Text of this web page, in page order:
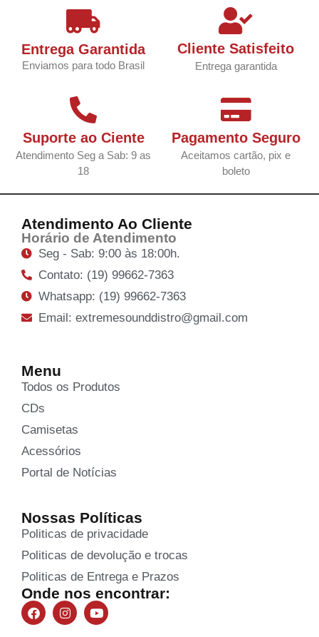
Entrega Garantida
Enviamos para todo Brasil
Cliente Satisfeito
Entrega garantida
Suporte ao Ciente
Atendimento Seg a Sab: 9 as
18
Pagamento Seguro
Aceitamos cartão, pix e
boleto
Atendimento Ao Cliente
Horário de Atendimento
Seg - Sab: 9:00 às 18:00h.
Contato: (19) 99662-7363
Whatsapp: (19) 99662-7363
Email: extremesounddistro@gmail.com
Menu
Todos os Produtos
CDs
Camisetas
Acessórios
Portal de Notícias
Nossas Políticas
Politicas de privacidade
Politicas de devolução e trocas
Politicas de Entrega e Prazos
Onde nos encontrar: